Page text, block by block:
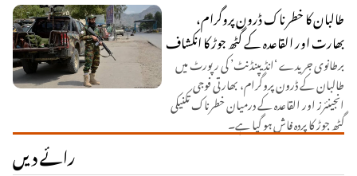
طالبان کا خطرناک ڈرون پروگرام،
بھارت اور القاعدہ کے گٹھ جوڑ کا انکشاف
برطانوی جریدے ‘انڈیپنڈنٹ’ کی رپورٹ میں
طالبان کے ڈرون پروگرام، بھارتی فوجی
انجینئرز اور القاعدہ کے درمیان خطرناک تکنیکی
گٹھ جوڑ کا پردہ فاش ہو گیا ہے۔
رائے دیں